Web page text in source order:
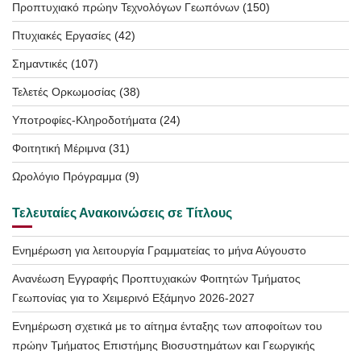
Προπτυχιακό πρώην Τεχνολόγων Γεωπόνων (150)
Πτυχιακές Εργασίες (42)
Σημαντικές (107)
Τελετές Ορκωμοσίας (38)
Υποτροφίες-Κληροδοτήματα (24)
Φοιτητική Μέριμνα (31)
Ωρολόγιο Πρόγραμμα (9)
Τελευταίες Ανακοινώσεις σε Τίτλους
Ενημέρωση για λειτουργία Γραμματείας το μήνα Αύγουστο
Ανανέωση Εγγραφής Προπτυχιακών Φοιτητών Τμήματος
Γεωπονίας για το Χειμερινό Εξάμηνο 2026-2027
Ενημέρωση σχετικά με το αίτημα ένταξης των αποφοίτων του
πρώην Τμήματος Επιστήμης Βιοσυστημάτων και Γεωργικής